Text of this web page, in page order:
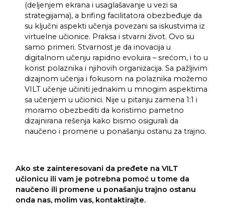
(deljenjem ekrana i usaglašavanje u vezi sa
strategijama), a brifing facilitatora obezbeđuje da
su ključni aspekti učenja povezani sa iskustvima iz
virtuelne učionice. Praksa i stvarni život. Ovo su
samo primeri. Stvarnost je da inovacija u
digitalnom učenju rapidno evoluira – srećom, i to u
korist polaznika i njihovih organizacija. Sa pažljivim
dizajnom učenja i fokusom na polaznika možemo
VILT učenje učiniti jednakim u mnogim aspektima
sa učenjem u učionici. Nije u pitanju zamena 1:1 i
moramo obezbediti da koristimo pametno
dizajnirana rešenja kako bismo osigurali da
naučeno i promene u ponašanju ostanu za trajno.
Ako ste zainteresovani da pređete na VILT
učionicu ili vam je potrebna pomoć u tome da
naučeno ili promene u ponašanju trajno ostanu
onda nas, molim vas, kontaktirajte.